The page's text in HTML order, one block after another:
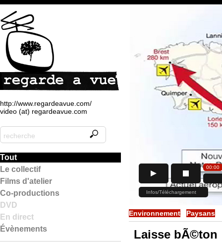
Environnement Paysans
Laisse bÃ©ton
http://www.regardeavue.com/
video (at) regardeavue.com
Tout
Le collectif
Films d'atelier
Co-productions
DVD
En direct
Évènements